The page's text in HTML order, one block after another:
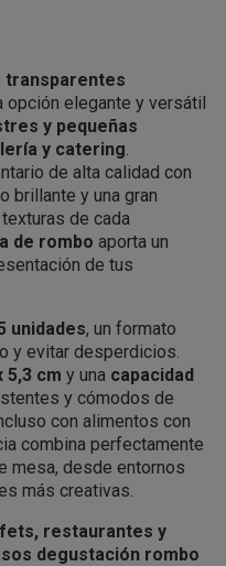
transparentes
opción elegante y versátil
y pequeñas
y catering.
de alta calidad con
brillante y una gran
de cada
de rombo aporta un
de tus
unidades, un formato
y evitar desperdicios.
5,3 cm y una capacidad
y cómodos de
con alimentos con
combina perfectamente
mesa, desde entornos
más creativas.
restaurantes y
degustación rombo